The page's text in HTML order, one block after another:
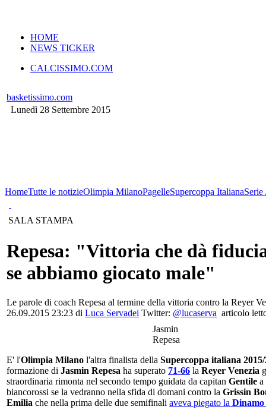
HOME
NEWS TICKER
CALCISSIMO.COM
basketissimo.com
Lunedì 28 Settembre 2015
HomeTutte le notizieOlimpia MilanoPagelleSupercoppa ItalianaSerie
SALA STAMPA
Repesa: "Vittoria che dà
se abbiamo giocato male"
Le parole di coach Repesa al termine della vittoria contro la Reyer
26.09.2015 23:23 di Luca Servadei Twitter: @lucaserva articolo
Jasmin
Repesa
E' l'Olimpia Milano l'altra finalista della Supercoppa italiana 2015/
formazione di Jasmin Repesa ha superato 71-66 la Reyer Venezia
straordinaria rimonta nel secondo tempo guidata da capitan Gentile
biancorossi se la vedranno nella sfida di domani contro la Grissin
Emilia che nella prima delle due semifinali aveva piegato la Dinamo